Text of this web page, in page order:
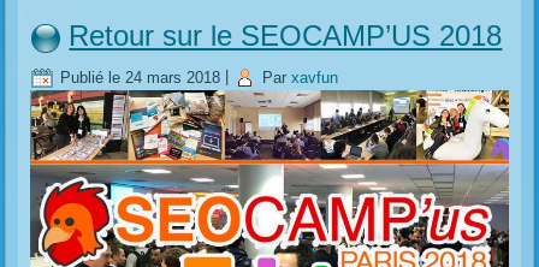
Retour sur le SEOCAMP’US 2018
Publié le 24 mars 2018 Par xavfun